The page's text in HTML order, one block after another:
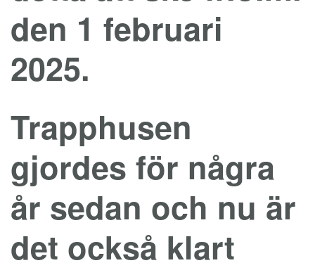
den 1 februari
2025.
Trapphusen
gjordes för några
år sedan och nu är
det också klart